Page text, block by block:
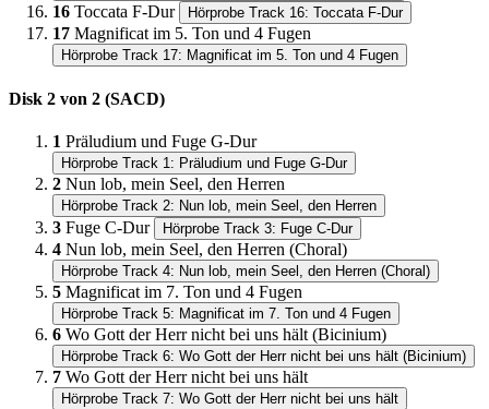
16 Toccata F-Dur Hörprobe Track 16: Toccata F-Dur
17 Magnificat im 5. Ton und 4 Fugen
Hörprobe Track 17: Magnificat im 5. Ton und 4 Fugen
Disk 2 von 2 (SACD)
1 Präludium und Fuge G-Dur
Hörprobe Track 1: Präludium und Fuge G-Dur
2 Nun lob, mein Seel, den Herren
Hörprobe Track 2: Nun lob, mein Seel, den Herren
3 Fuge C-Dur Hörprobe Track 3: Fuge C-Dur
4 Nun lob, mein Seel, den Herren (Choral)
Hörprobe Track 4: Nun lob, mein Seel, den Herren (Choral)
5 Magnificat im 7. Ton und 4 Fugen
Hörprobe Track 5: Magnificat im 7. Ton und 4 Fugen
6 Wo Gott der Herr nicht bei uns hält (Bicinium)
Hörprobe Track 6: Wo Gott der Herr nicht bei uns hält (Bicinium)
7 Wo Gott der Herr nicht bei uns hält
Hörprobe Track 7: Wo Gott der Herr nicht bei uns hält